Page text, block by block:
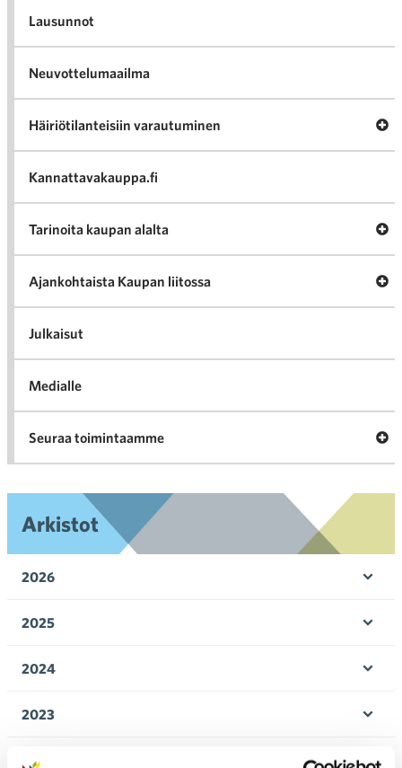
Lausunnot
Neuvottelumaailma
Häiriötilanteisiin varautuminen
Kannattavakauppa.fi
Tarinoita kaupan alalta
Ajankohtaista Kaupan liitossa
Julkaisut
Medialle
Seuraa toimintaamme
Arkistot
2026
2025
2024
2023
2022